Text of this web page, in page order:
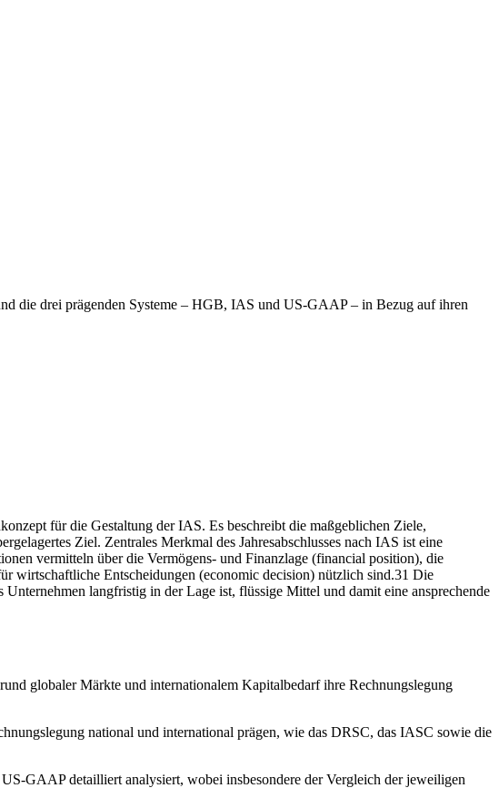
die drei prägenden Systeme – HGB, IAS und US-GAAP – in Bezug auf ihren
für die Gestaltung der IAS. Es beschreibt die maßgeblichen Ziele,
Ziel. Zentrales Merkmal des Jahresabschlusses nach IAS ist eine
vermitteln über die Vermögens- und Finanzlage (financial position), die
wirtschaftliche Entscheidungen (economic decision) nützlich sind.31 Die
langfristig in der Lage ist, flüssige Mittel und damit eine ansprechende
globaler Märkte und internationalem Kapitalbedarf ihre Rechnungslegung
national und international prägen, wie das DRSC, das IASC sowie die
GAAP detailliert analysiert, wobei insbesondere der Vergleich der jeweiligen